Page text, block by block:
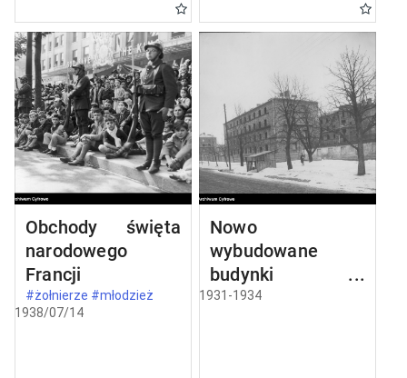
Obchody święta
narodowego
Francji
#żołnierze #młodzież
1938/07/14
Nowo
wybudowane
budynki w
Częstochowie
1931-1934